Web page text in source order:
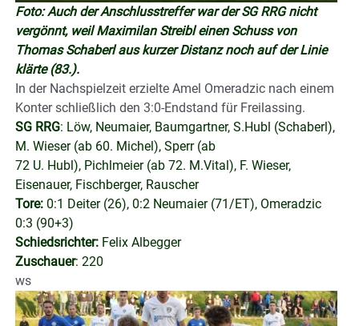
Foto: Auch der Anschlusstreffer war der SG RRG nicht
vergönnt, weil Maximilan Streibl einen Schuss von
Thomas Schaberl aus kurzer Distanz noch auf der Linie
klärte (83.).
In der Nachspielzeit erzielte Amel Omeradzic nach einem
Konter schließlich den 3:0-Endstand für Freilassing.
SG RRG: Löw, Neumaier, Baumgartner, S.Hubl (Schaberl),
M. Wieser (ab 60. Michel), Sperr (ab
72 U. Hubl), Pichlmeier (ab 72. M.Vital), F. Wieser,
Eisenauer, Fischberger, Rauscher
Tore: 0:1 Deiter (26), 0:2 Neumaier (71/ET), Omeradzic
0:3 (90+3)
Schiedsrichter: Felix Albegger
Zuschauer: 220
ws